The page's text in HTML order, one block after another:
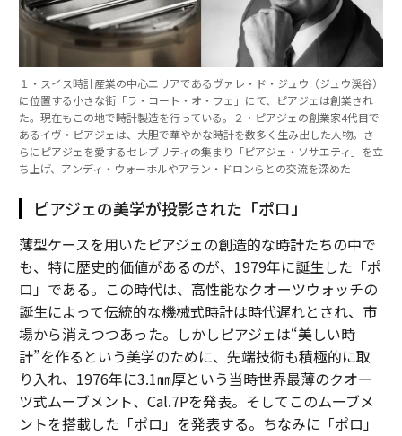
１・スイス時計産業の中心エリアであるヴァレ・ド・ジュウ（ジュウ渓谷）
に位置する小さな街「ラ・コート・オ・フェ」にて、ピアジェは創業され
た。現在もこの地で時計製造を行っている。２・ピアジェの創業家4代目で
あるイヴ・ピアジェは、大胆で華やかな時計を数多く生み出した人物。さ
らにピアジェを愛するセレブリティの集まり「ピアジェ・ソサエティ」を立
ち上げ、アンディ・ウォーホルやアラン・ドロンらとの交流を深めた
ピアジェの美学が投影された「ポロ」
薄型ケースを用いたピアジェの創造的な時計たちの中で
も、特に歴史的価値があるのが、1979年に誕生した「ポ
ロ」である。この時代は、高性能なクオーツウォッチの
誕生によって伝統的な機械式時計は時代遅れとされ、市
場から消えつつあった。しかしピアジェは“美しい時
計”を作るという美学のために、先端技術も積極的に取
り入れ、1976年に3.1㎜厚という当時世界最薄のクオー
ツ式ムーブメント、Cal.7Pを発表。そしてこのムーブメ
ントを搭載した「ポロ」を発表する。ちなみに「ポロ」